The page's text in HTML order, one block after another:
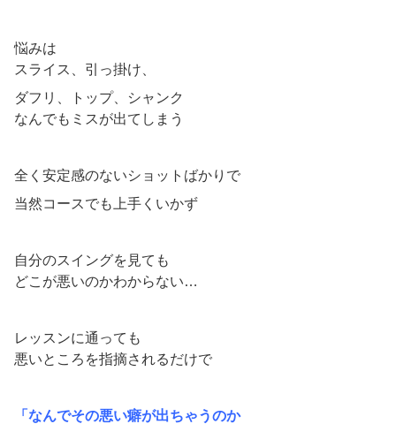
悩みは
スライス、引っ掛け、
ダフリ、トップ、シャンク
なんでもミスが出てしまう
全く安定感のないショットばかりで
当然コースでも上手くいかず
自分のスイングを見ても
どこが悪いのかわからない…
レッスンに通っても
悪いところを指摘されるだけで
「なんでその悪い癖が出ちゃうのか